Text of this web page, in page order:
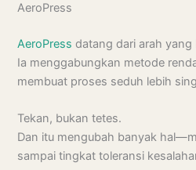
AeroPress
AeroPress datang dari arah yang
Ia menggabungkan metode
membuat proses seduh lebih
Tekan, bukan tetes.
Dan itu mengubah banyak
sampai tingkat toleransi